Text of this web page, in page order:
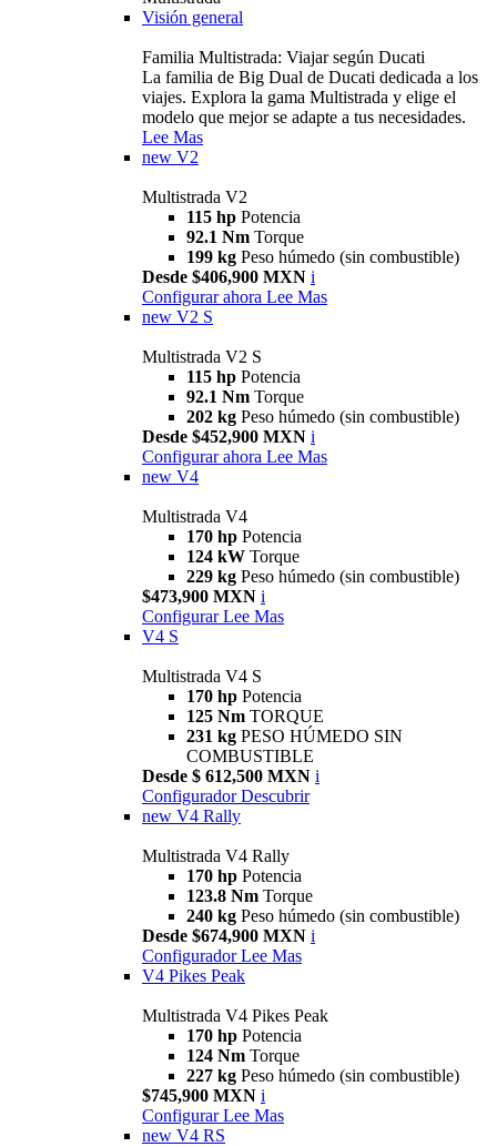
Visión general
Familia Multistrada: Viajar según Ducati
La familia de Big Dual de Ducati dedicada a los
viajes. Explora la gama Multistrada y elige el
modelo que mejor se adapte a tus necesidades.
Lee Mas
new V2
Multistrada V2
115 hp Potencia
92.1 Nm Torque
199 kg Peso húmedo (sin combustible)
Desde $406,900 MXN i
Configurar ahora Lee Mas
new V2 S
Multistrada V2 S
115 hp Potencia
92.1 Nm Torque
202 kg Peso húmedo (sin combustible)
Desde $452,900 MXN i
Configurar ahora Lee Mas
new V4
Multistrada V4
170 hp Potencia
124 kW Torque
229 kg Peso húmedo (sin combustible)
$473,900 MXN i
Configurar Lee Mas
V4 S
Multistrada V4 S
170 hp Potencia
125 Nm TORQUE
231 kg PESO HÚMEDO SIN
COMBUSTIBLE
Desde $ 612,500 MXN i
Configurador Descubrir
new V4 Rally
Multistrada V4 Rally
170 hp Potencia
123.8 Nm Torque
240 kg Peso húmedo (sin combustible)
Desde $674,900 MXN i
Configurador Lee Mas
V4 Pikes Peak
Multistrada V4 Pikes Peak
170 hp Potencia
124 Nm Torque
227 kg Peso húmedo (sin combustible)
$745,900 MXN i
Configurar Lee Mas
new V4 RS